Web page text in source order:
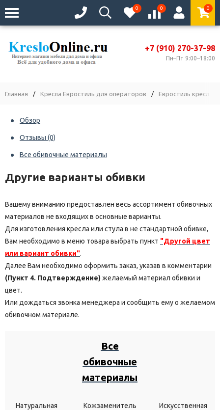
0 0 0
+7 (910) 270-37-98
Пн–Пт 9:00–18:00
Главная / Кресла Евростиль для операторов / Евростиль кресла
Обзор
Отзывы (0)
Все обивочные материалы
Другие варианты обивки
Вашему вниманию предоставлен весь ассортимент обивочных
материалов не входящих в основные варианты.
Для изготовления кресла или стула в не стандартной обивке,
Вам необходимо в меню товара выбрать пункт "Другой цвет
или вариант обивки".
Далее Вам необходимо оформить заказ, указав в комментарии
(Пункт 4. Подтверждение) желаемый материал обивки и
цвет.
Или дождаться звонка менеджера и сообщить ему о желаемом
обивочном материале.
Все
обивочные
материалы
Натуральная
Кожзаменитель
Искусственная